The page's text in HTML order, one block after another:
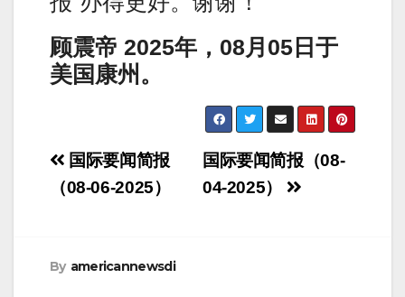
顾震帝 2025年， 08月 05 日于
美国康州。
Post
navigation
国际要闻简报（08-
04-2025）
国际要闻简报
（08-06-2025）
By americannewsdi